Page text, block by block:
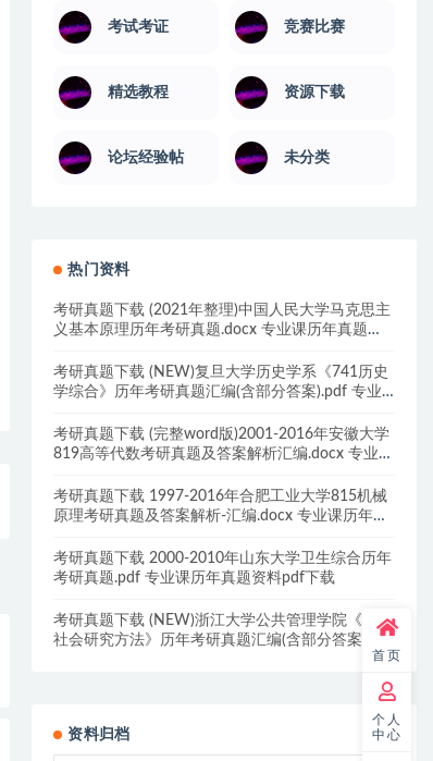
考试考证 竞赛比赛
精选教程 资源下载
论坛经验帖 未分类
热门资料
考研真题下载 (2021年整理)中国人民大学马克思主
义基本原理历年考研真题.docx 专业课历年真题资
考研真题下载 (NEW)复旦大学历史学系《741历史
学综合》历年考研真题汇编(含部分答案).pdf 专业
考研真题下载 (完整word版)2001-2016年安徽大学
819高等代数考研真题及答案解析汇编.docx 专业课
考研真题下载 1997-2016年合肥工业大学815机械
原理考研真题及答案解析-汇编.docx 专业课历年真
考研真题下载 2000-2010年山东大学卫生综合历年
考研真题.pdf 专业课历年真题资料pdf下载
考研真题下载 (NEW)浙江大学公共管理学院《702
社会研究方法》历年考研真题汇编(含部分答案).pdf
资料归档
首页
个人
中心